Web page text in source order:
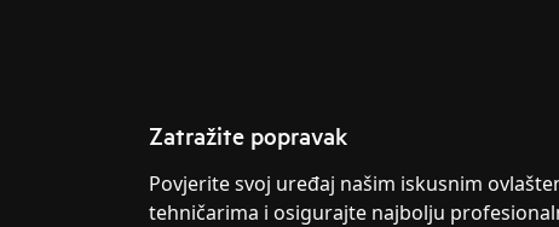
Zatražite popravak
Povjerite svoj uređaj našim iskusnim
tehničarima i osigurajte najbolju